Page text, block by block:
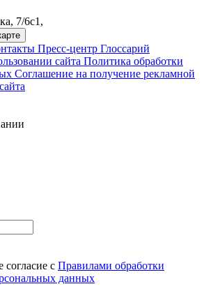
7/6с1,
Пресс-центр Глоссарий
сайта Политика обработки
Соглашение на получение рекламной
с Правилами обработки
данных